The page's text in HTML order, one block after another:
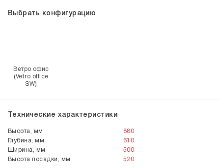
Выбрать конфигурацию
Ветро офис
(Vetro office
SW)
Технические характеристики
Высота, мм
880
Глубина, мм
610
Ширина, мм
500
Высота посадки, мм
520